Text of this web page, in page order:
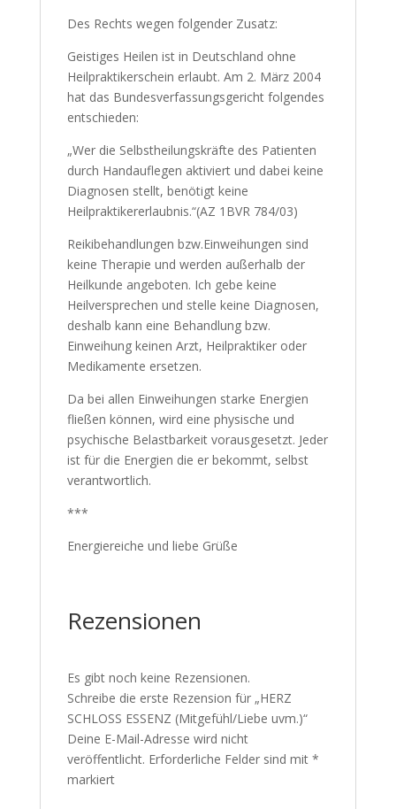
Des Rechts wegen folgender Zusatz:
Geistiges Heilen ist in Deutschland ohne
Heilpraktikerschein erlaubt. Am 2. März 2004
hat das Bundesverfassungsgericht folgendes
entschieden:
„Wer die Selbstheilungskräfte des Patienten
durch Handauflegen aktiviert und dabei keine
Diagnosen stellt, benötigt keine
Heilpraktikererlaubnis.“(AZ 1BVR 784/03)
Reikibehandlungen bzw.Einweihungen sind
keine Therapie und werden außerhalb der
Heilkunde angeboten. Ich gebe keine
Heilversprechen und stelle keine Diagnosen,
deshalb kann eine Behandlung bzw.
Einweihung keinen Arzt, Heilpraktiker oder
Medikamente ersetzen.
Da bei allen Einweihungen starke Energien
fließen können, wird eine physische und
psychische Belastbarkeit vorausgesetzt. Jeder
ist für die Energien die er bekommt, selbst
verantwortlich.
***
Energiereiche und liebe Grüße
Rezensionen
Es gibt noch keine Rezensionen.
Schreibe die erste Rezension für „HERZ
SCHLOSS ESSENZ (Mitgefühl/Liebe uvm.)“
Deine E-Mail-Adresse wird nicht
veröffentlicht. Erforderliche Felder sind mit *
markiert